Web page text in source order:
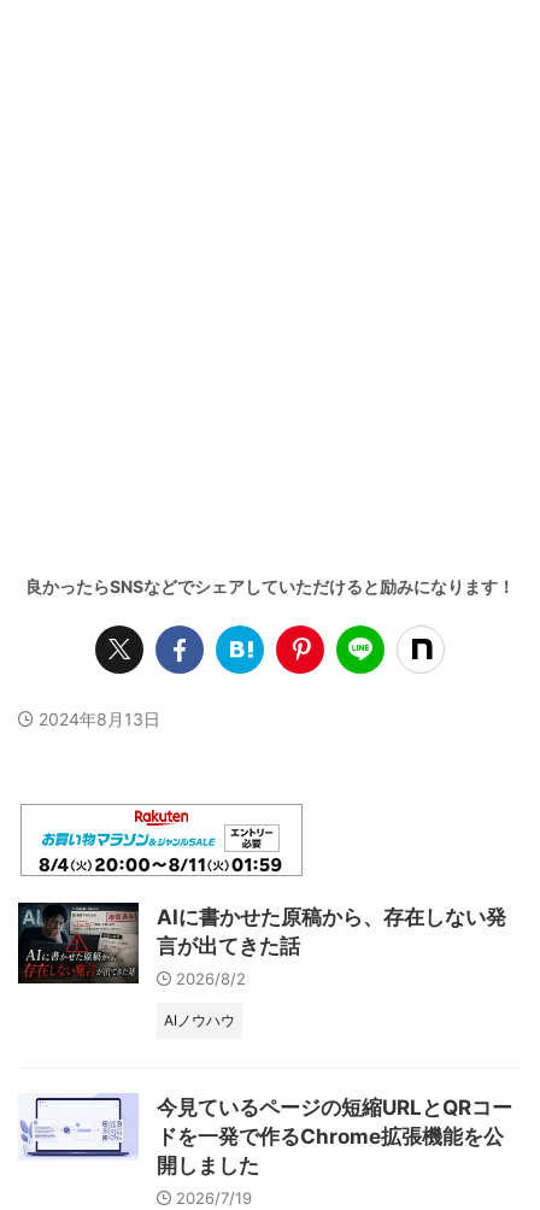
2024年8月13日
AIに書かせた原稿から、存在しない発
言が出てきた話
2026/8/2
AIノウハウ
今見ているページの短縮URLとQRコー
ドを一発で作るChrome拡張機能を公
開しました
2026/7/19